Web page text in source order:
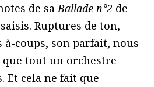
de saBallade n°2 de
Ruptures de ton,
à-coups, son parfait, nous
que tout un orchestre
Et cela ne fait que